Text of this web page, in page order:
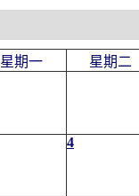
星期一 星期二
4